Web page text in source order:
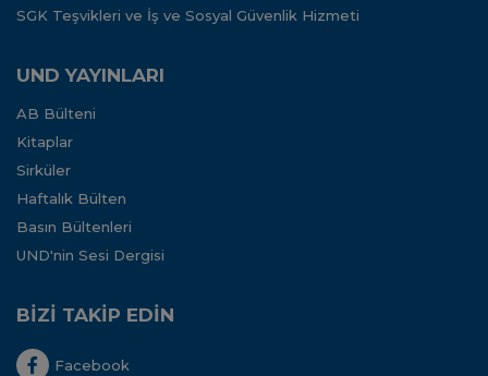
SGK Teşvikleri ve İş ve Sosyal Güvenlik Hizmeti
UND YAYINLARI
AB Bülteni
Kitaplar
Sirküler
Haftalık Bülten
Basın Bültenleri
UND'nin Sesi Dergisi
BİZİ TAKİP EDİN
Facebook